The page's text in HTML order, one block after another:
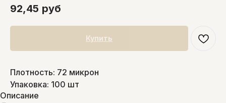
92,45 руб
Купить
Плотность: 72 микрон
Упаковка: 100 шт
Описание